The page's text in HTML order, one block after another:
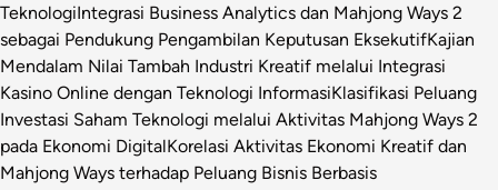
TeknologiIntegrasi Business Analytics dan Mahjong Ways 2
sebagai Pendukung Pengambilan Keputusan EksekutifKajian
Mendalam Nilai Tambah Industri Kreatif melalui Integrasi
Kasino Online dengan Teknologi InformasiKlasifikasi Peluang
Investasi Saham Teknologi melalui Aktivitas Mahjong Ways 2
pada Ekonomi DigitalKorelasi Aktivitas Ekonomi Kreatif dan
Mahjong Ways terhadap Peluang Bisnis Berbasis